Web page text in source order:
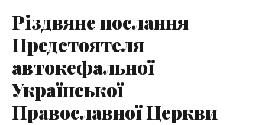
Різдвяне послання
Предстоятеля
автокефальної
Української
Православної Церкви